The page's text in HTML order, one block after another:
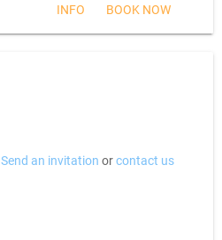
INFO BOOK NOW
Send an invitation or contact us